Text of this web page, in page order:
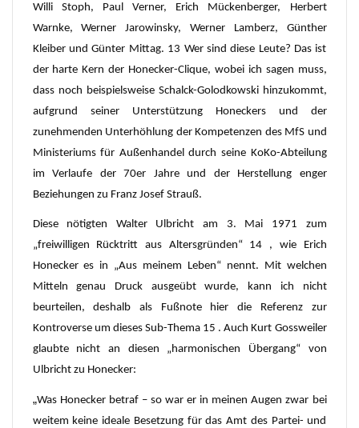
Willi Stoph, Paul Verner, Erich Mückenberger, Herbert
Warnke, Werner Jarowinsky, Werner Lamberz, Günther
Kleiber und Günter Mittag. 13 Wer sind diese Leute? Das ist
der harte Kern der Honecker-Clique, wobei ich sagen muss,
dass noch beispielsweise Schalck-Golodkowski hinzukommt,
aufgrund seiner Unterstützung Honeckers und der
zunehmenden Unterhöhlung der Kompetenzen des MfS und
Ministeriums für Außenhandel durch seine KoKo-Abteilung
im Verlaufe der 70er Jahre und der Herstellung enger
Beziehungen zu Franz Josef Strauß.
Diese nötigten Walter Ulbricht am 3. Mai 1971 zum
„freiwilligen Rücktritt aus Altersgründen“ 14 , wie Erich
Honecker es in „Aus meinem Leben“ nennt. Mit welchen
Mitteln genau Druck ausgeübt wurde, kann ich nicht
beurteilen, deshalb als Fußnote hier die Referenz zur
Kontroverse um dieses Sub-Thema 15 . Auch Kurt Gossweiler
glaubte nicht an diesen „harmonischen Übergang“ von
Ulbricht zu Honecker:
„Was Honecker betraf – so war er in meinen Augen zwar bei
weitem keine ideale Besetzung für das Amt des Partei- und